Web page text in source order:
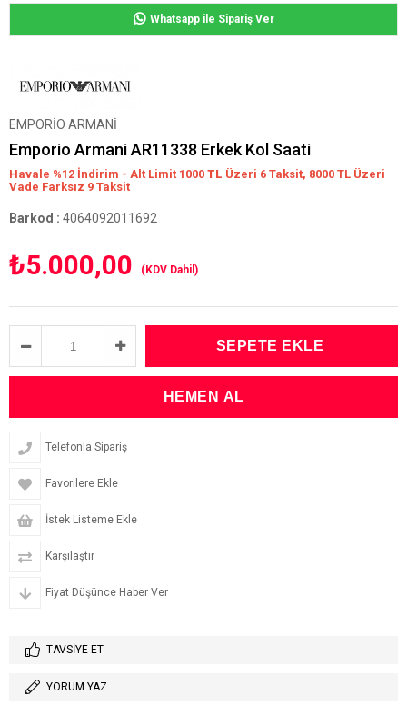
Whatsapp ile Sipariş Ver
EMPORİO ARMANİ
Emporio Armani AR11338 Erkek Kol Saati
Havale %12 İndirim - Alt Limit 1000 TL Üzeri 6 Taksit, 8000 TL Üzeri
Vade Farksız 9 Taksit
Barkod : 4064092011692
₺5.000,00 (KDV Dahil)
Telefonla Sipariş
Favorilere Ekle
İstek Listeme Ekle
Karşılaştır
Fiyat Düşünce Haber Ver
TAVSIYE ET
YORUM YAZ